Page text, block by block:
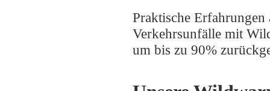
Praktische Erfahrungen
Verkehrsunfälle mit
um bis zu 90%